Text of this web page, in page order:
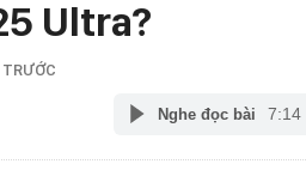
Ultra?
TRƯỚC
Nghe đọc bài 7:14